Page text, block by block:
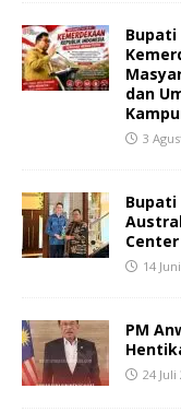
dan
3
Bupati
14
PM
24 Juli